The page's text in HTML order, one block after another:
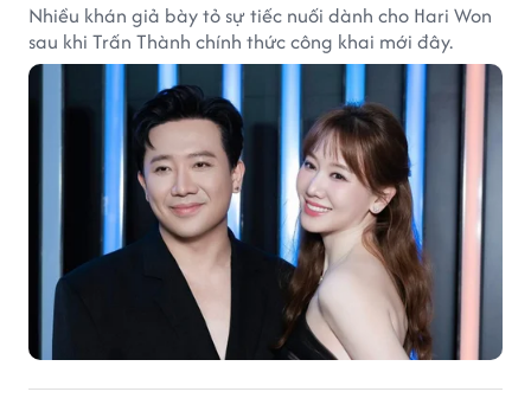
Nhiều khán giả bày tỏ sự tiếc nuối dành cho Hari Won
sau khi Trấn Thành chính thức công khai mới đây.